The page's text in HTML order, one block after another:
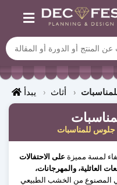
يبدأ أثاث
جلوس للمناسبات
لمسة مميزة على الاحتفالات
العائلية، والمهرجانات،
المصنوع من الخشب الطبيعي